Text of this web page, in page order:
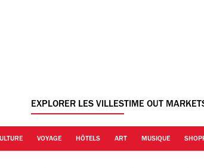
EXPLORER LES VILLESTIME OUT
VOYAGE HÔTELS ART MUSIQUE